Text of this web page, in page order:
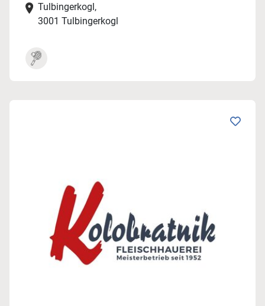
Tulbingerkogl,
3001 Tulbingerkogl